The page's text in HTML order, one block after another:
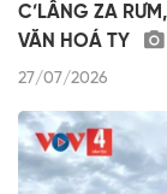
C’LÂNG ZA RƯM,
VĂN HOÁ TY
27/07/2026